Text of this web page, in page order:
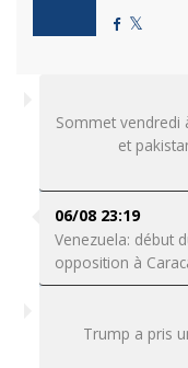
Sommet vendredi
et
06/08 23:19
Venezuela: début
opposition à
Trump a pris